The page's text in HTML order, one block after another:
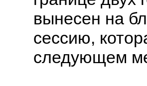
вынесен на
сессию,
следующем